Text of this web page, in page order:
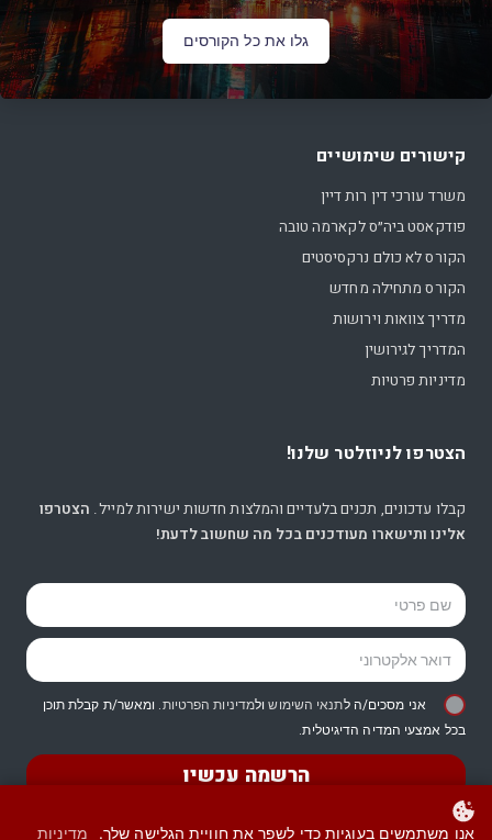
גלו את כל הקורסים
קישורים שימושיים
משרד עורכי דין רות דיין
פודקאסט ביה״ס לקארמה טובה
הקורס לא כולם נרקסיסטים
הקורס מתחילה מחדש
מדריך צוואות וירושות
המדריך לגירושין
מדיניות פרטיות
הצטרפו לניוזלטר שלנו!
קבלו עדכונים, תכנים בלעדיים והמלצות חדשות ישירות למייל. הצטרפו
אלינו ותישארו מעודכנים בכל מה שחשוב לדעת!
אני מסכים/ה לתנאי השימושולמדיניות הפרטיות. ומאשר/ת קבלת תוכן
בכל אמצעי המדיה הדיגיטלית.
הרשמה עכשיו
אנו משתמשים בעוגיות כדי לשפר את חוויית הגלישה שלך. מדיניות